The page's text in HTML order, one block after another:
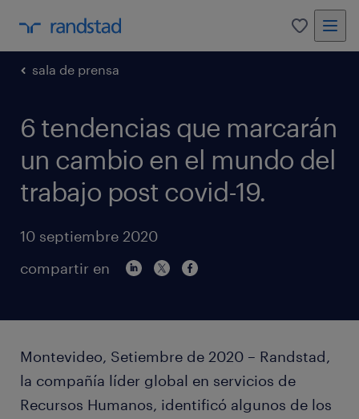
0
sala de prensa
6 tendencias que marcarán
un cambio en el mundo del
trabajo post covid-19.
10 septiembre 2020
compartir en
Montevideo, Setiembre de 2020 – Randstad,
la compañía líder global en servicios de
Recursos Humanos, identificó algunos de los